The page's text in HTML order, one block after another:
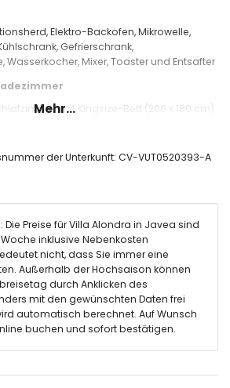
Elektro-Backofen, Mikrowelle,
Gefrierschrank,
Wasserkocher, Mixer, Toaster und Entsafter
mit Kingsize-Bett (200 x 180 cm)
Maßen 10m x 5m und 2m Tiefe
Gartenmöbeln und Sonnenliegen
eine überdacht
und Essbereich im Freien
Mehr...
der Unterkunft: CV-VUT0520393-A
Die Preise für Villa Alondra in Javea sind
inklusive Nebenkosten
nicht, dass Sie immer eine
Außerhalb der Hochsaison können
durch Anklicken des
mit den gewünschten Daten frei
automatisch berechnet. Auf Wunsch
buchen und sofort bestätigen.